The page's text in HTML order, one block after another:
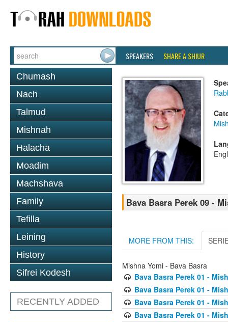
SPEAKERS SHARE A SHIUR
Chumash
Nach
Talmud
Mishnah
Halacha
Moadim
Machshava
Family
Tefilla
Leining
History
Sifrei Kodesh
RECENTLY ADDED
Bava Basra Perek 09 -
MORE FROM THIS:
Mishna Yomi - Bava Basra
Bava Basra Perek 01 -
Bava Basra Perek 01 -
Bava Basra Perek 01 -
Bava Basra Perek 01 -